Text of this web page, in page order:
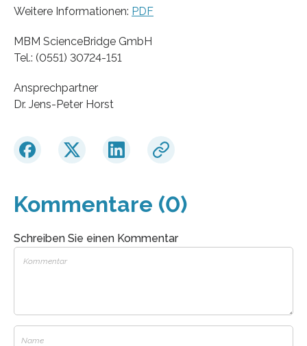
Weitere Informationen: PDF
MBM ScienceBridge GmbH
Tel.: (0551) 30724-151
Ansprechpartner
Dr. Jens-Peter Horst
Kommentare (0)
Schreiben Sie einen Kommentar